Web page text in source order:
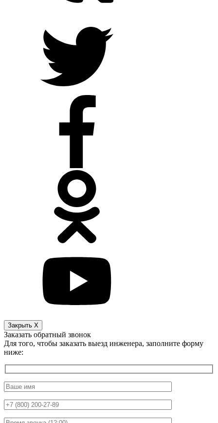
Закрыть X
Заказать обратный звонок
Для того, чтобы заказать выезд инженера, заполните форму
ниже: